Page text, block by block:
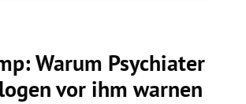
Warum Psychiater
vor ihm warnen